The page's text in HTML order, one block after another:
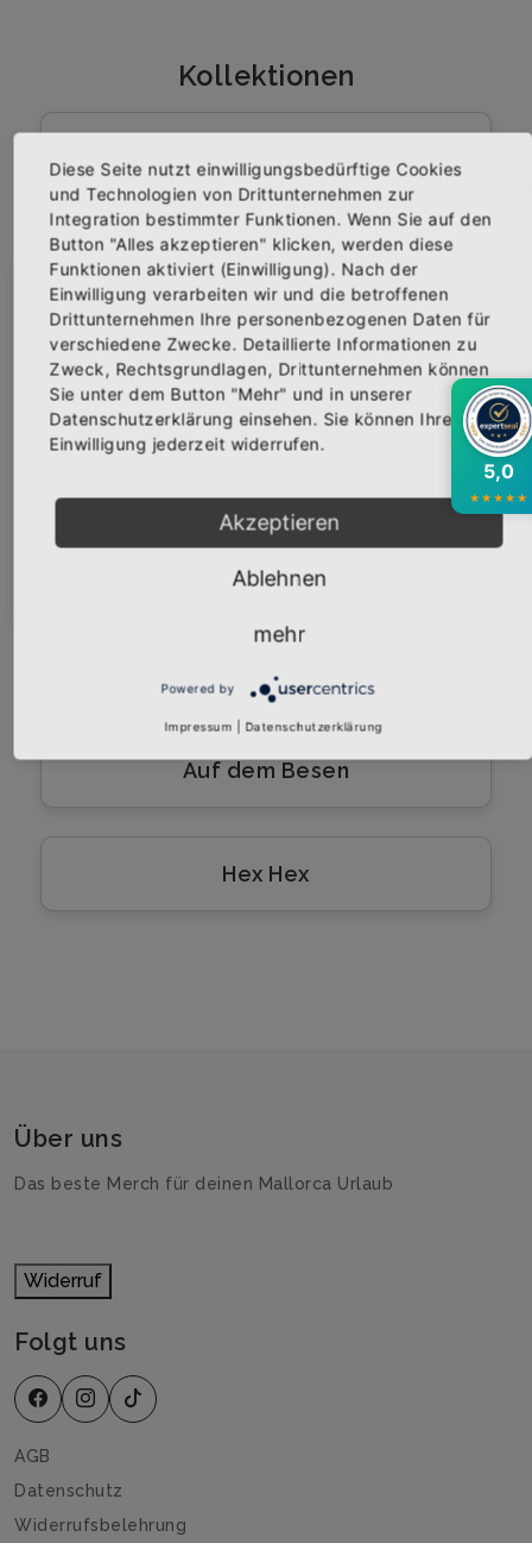
Kollektionen
Was will man mehr?
Mama Mallorca
Auf dem Besen
Hex Hex
Über uns
Das beste Merch für deinen Mallorca Urlaub
Widerruf
Folgt uns
AGB
Datenschutz
Widerrufsbelehrung
Abonniere jetzt unseren Newsletter ×
Bekomme die aktuellsten News über neue
Produkte und zudem einen 10% Gutschein für
deine nächste Bestellung.
Abonnieren
5,0
★★★★★
Diese Seite nutzt einwilligungsbedürftige Cookies
und Technologien von Drittunternehmen zur
Integration bestimmter Funktionen. Wenn Sie auf den
Button "Alles akzeptieren" klicken, werden diese
Funktionen aktiviert (Einwilligung). Nach der
Einwilligung verarbeiten wir und die betroffenen
Drittunternehmen Ihre personenbezogenen Daten für
verschiedene Zwecke. Detaillierte Informationen zu
Zweck, Rechtsgrundlagen, Drittunternehmen können
Sie unter dem Button "Mehr" und in unserer
Datenschutzerklärung einsehen. Sie können Ihre
Einwilligung jederzeit widerrufen.
Akzeptieren
Ablehnen
mehr
Powered by
Impressum Datenschutzerklärung